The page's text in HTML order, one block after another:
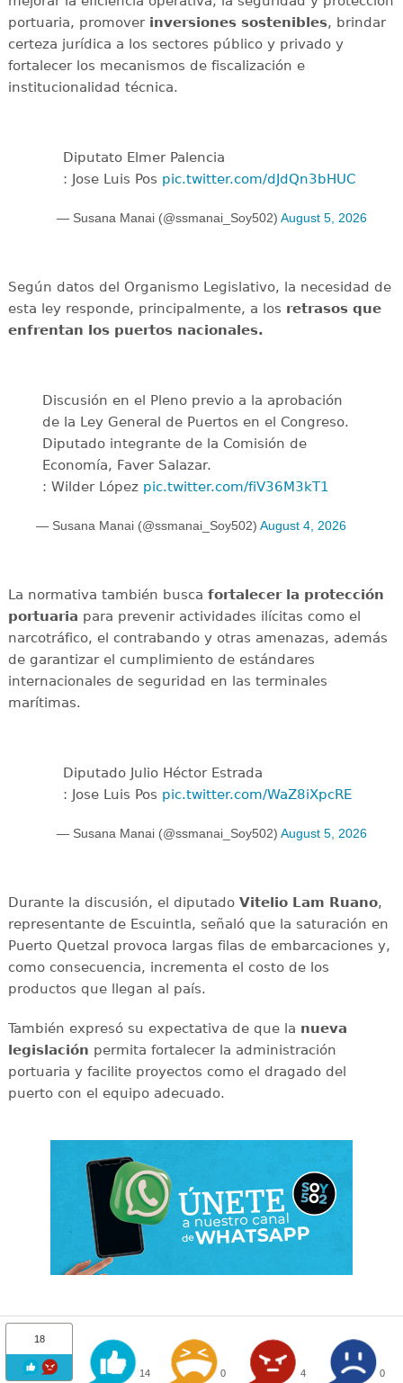
portuaria, promover inversiones sostenibles, brindar
certeza jurídica a los sectores público y privado y
fortalecer los mecanismos de fiscalización e
institucionalidad técnica.
Diputato Elmer Palencia
: Jose Luis Pos pic.twitter.com/dJdQn3bHUC
— Susana Manai (@ssmanai_Soy502) August 5, 2026
Según datos del Organismo Legislativo, la necesidad de
esta ley responde, principalmente, a los retrasos que
enfrentan los puertos nacionales.
Discusión en el Pleno previo a la aprobación
de la Ley General de Puertos en el Congreso.
Diputado integrante de la Comisión de
Economía, Faver Salazar.
: Wilder López pic.twitter.com/fiV36M3kT1
— Susana Manai (@ssmanai_Soy502) August 4, 2026
La normativa también busca fortalecer la protección
portuaria para prevenir actividades ilícitas como el
narcotráfico, el contrabando y otras amenazas, además
de garantizar el cumplimiento de estándares
internacionales de seguridad en las terminales
marítimas.
Diputado Julio Héctor Estrada
: Jose Luis Pos pic.twitter.com/WaZ8iXpcRE
— Susana Manai (@ssmanai_Soy502) August 5, 2026
Durante la discusión, el diputado Vitelio Lam Ruano,
representante de Escuintla, señaló que la saturación en
Puerto Quetzal provoca largas filas de embarcaciones y,
como consecuencia, incrementa el costo de los
productos que llegan al país.
También expresó su expectativa de que la nueva
legislación permita fortalecer la administración
portuaria y facilite proyectos como el dragado del
puerto con el equipo adecuado.
18
14 0 4 0